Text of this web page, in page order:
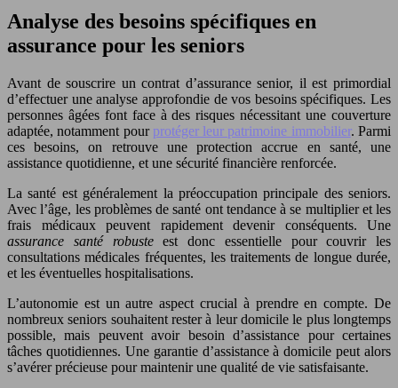
Analyse des besoins spécifiques en
assurance pour les seniors
Avant de souscrire un contrat d’assurance senior, il est primordial
d’effectuer une analyse approfondie de vos besoins spécifiques. Les
personnes âgées font face à des risques nécessitant une couverture
adaptée, notamment pour protéger leur patrimoine immobilier. Parmi
ces besoins, on retrouve une protection accrue en santé, une
assistance quotidienne, et une sécurité financière renforcée.
La santé est généralement la préoccupation principale des seniors.
Avec l’âge, les problèmes de santé ont tendance à se multiplier et les
frais médicaux peuvent rapidement devenir conséquents. Une
assurance santé robusteest donc essentielle pour couvrir les
consultations médicales fréquentes, les traitements de longue durée,
et les éventuelles hospitalisations.
L’autonomie est un autre aspect crucial à prendre en compte. De
nombreux seniors souhaitent rester à leur domicile le plus longtemps
possible, mais peuvent avoir besoin d’assistance pour certaines
tâches quotidiennes. Une garantie d’assistance à domicile peut alors
s’avérer précieuse pour maintenir une qualité de vie satisfaisante.